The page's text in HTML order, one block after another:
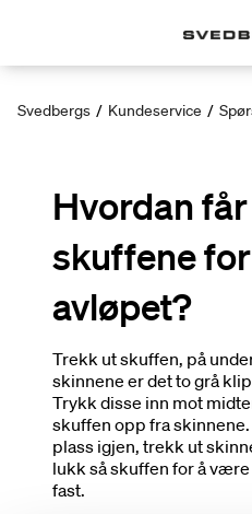
Svedbergs / Kundeservice /
Hvordan
skuffene
avløpet?
Trekk ut skuffen, på
skinnene er det to grå
Trykk disse inn mot
skuffen opp fra
plass igjen, trekk ut
lukk så skuffen for å
fast.